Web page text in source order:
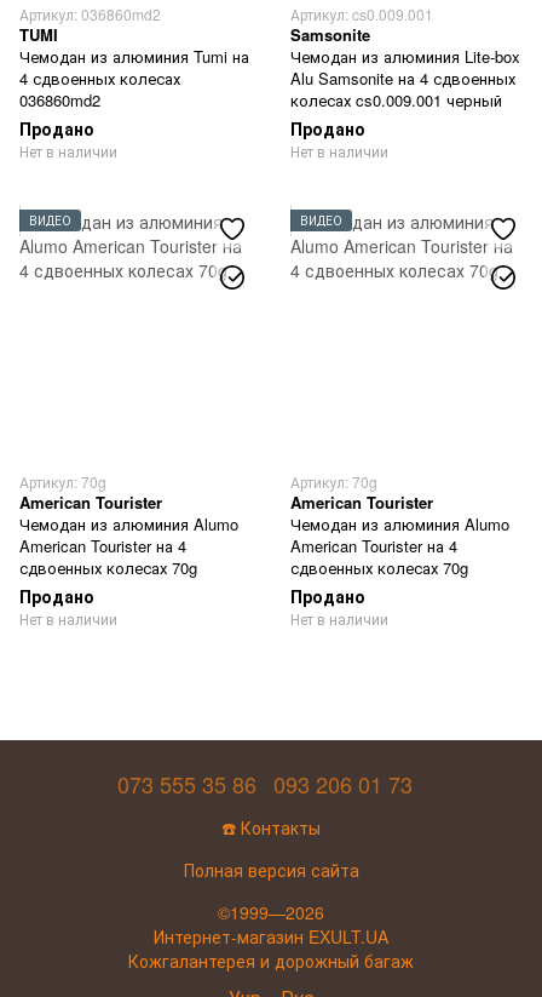
Артикул: 036860md2
TUMI
Чемодан из алюминия Tumi на
4 сдвоенных колесах
036860md2
Продано
Нет в наличии
Артикул: cs0.009.001
Samsonite
Чемодан из алюминия Lite-box
Alu Samsonite на 4 сдвоенных
колесах cs0.009.001 черный
Продано
Нет в наличии
ВИДЕО
Артикул: 70g
American Tourister
Чемодан из алюминия Alumo
American Tourister на 4
сдвоенных колесах 70g
Продано
Нет в наличии
ВИДЕО
Артикул: 70g
American Tourister
Чемодан из алюминия Alumo
American Tourister на 4
сдвоенных колесах 70g
Продано
Нет в наличии
073 555 35 86 093 206 01 73
☎️ Контакты
Полная версия сайта
©1999—2026
Интернет-магазин EXULT.UA
Кожгалантерея и дорожный багаж